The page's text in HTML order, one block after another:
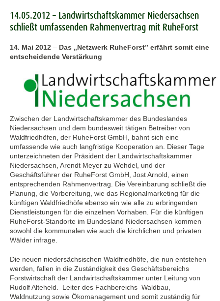
14.05.2012 – Landwirtschaftskammer Niedersachsen
schließt umfassenden Rahmenvertrag mit RuheForst
14. Mai 2012 – Das „Netzwerk RuheForst” erfährt somit eine
entscheidende Verstärkung
Zwischen der Landwirtschaftskammer des Bundeslandes
Niedersachsen und dem bundesweit tätigen Betreiber von
Waldfriedhöfen, der RuheForst GmbH, bahnt sich eine
umfassende wie auch langfristige Kooperation an. Dieser Tage
unterzeichneten der Präsident der Landwirtschaftskammer
Niedersachsen, Arendt Meyer zu Wehdel, und der
Geschäftsführer der RuheForst GmbH, Jost Arnold, einen
entsprechenden Rahmenvertrag. Die Vereinbarung schließt die
Planung, die Vorbereitung, wie das Regionalmarketing für die
künftigen Waldfriedhöfe ebenso ein wie alle zu erbringenden
Dienstleistungen für die einzelnen Vorhaben. Für die künftigen
RuheForst-Standorte im Bundesland Niedersachsen kommen
sowohl die kommunalen wie auch die kirchlichen und privaten
Wälder infrage.
Die neuen niedersächsischen Waldfriedhöfe, die nun entstehen
werden, fallen in die Zuständigkeit des Geschäftsbereichs
Forstwirtschaft der Landwirtschaftskammer unter Leitung von
Rudolf Alteheld. Leiter des Fachbereichs Waldbau,
Waldnutzung sowie Ökomanagement und somit zuständig für